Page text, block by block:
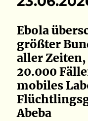
Ebola
größter
aller Zeiten,
20.000
mobiles
Abeba